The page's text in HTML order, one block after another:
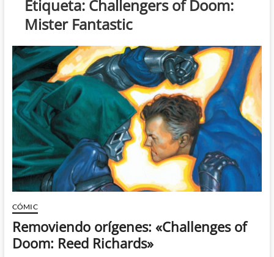
Etiqueta: Challengers of Doom:
Mister Fantastic
CÓMIC
Removiendo orígenes: «Challenges of
Doom: Reed Richards»